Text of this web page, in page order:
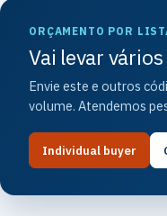
ORÇAMENTO POR
Vai levar
Envie este e outros
volume. Atendemos
Individual buyer